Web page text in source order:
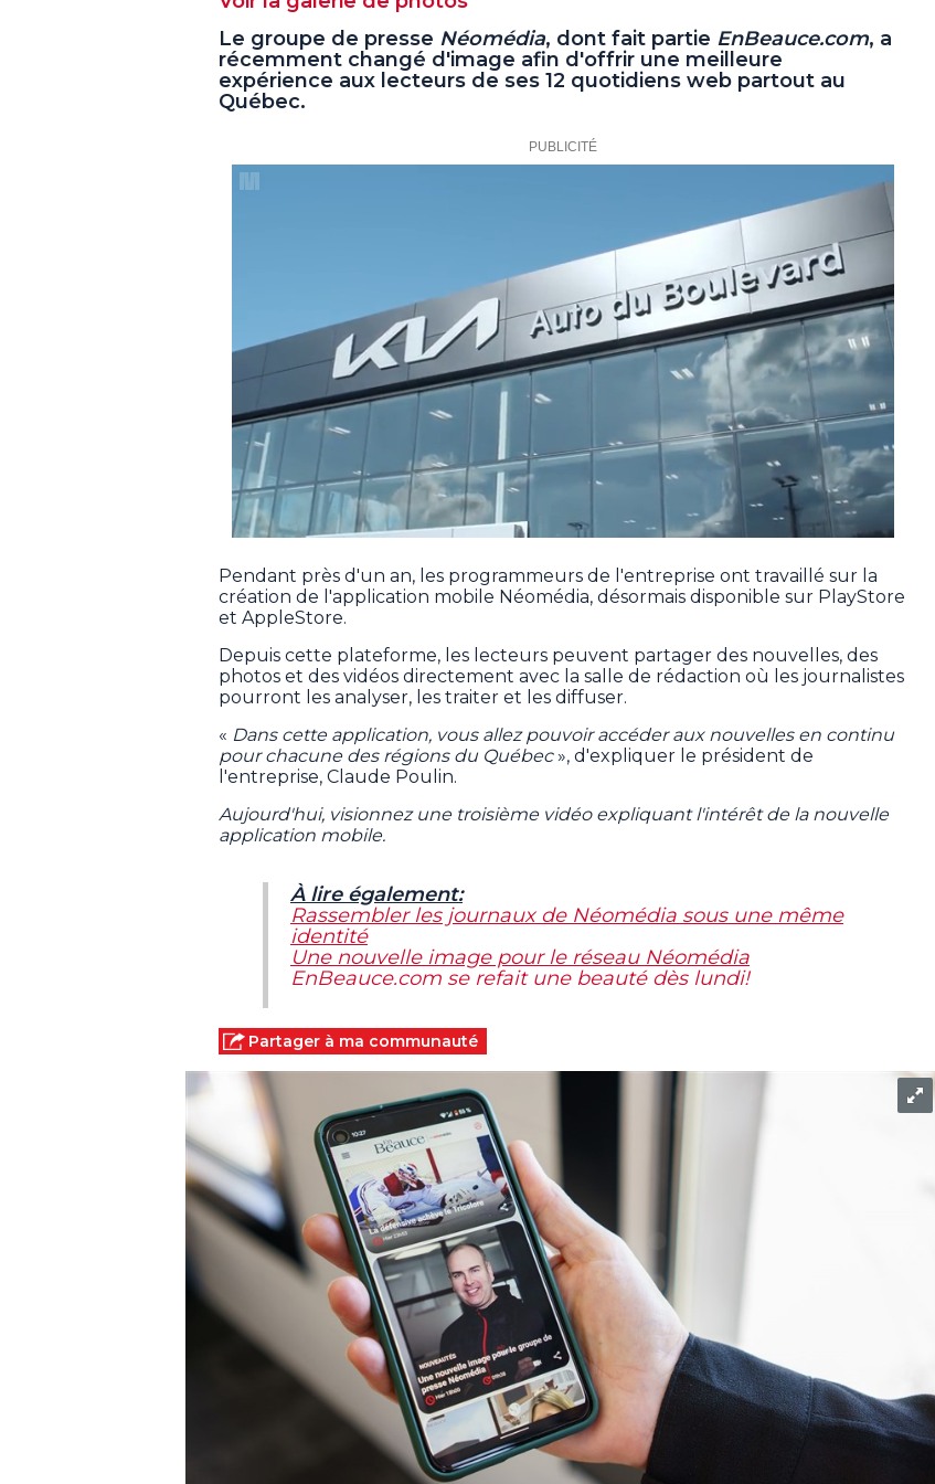
Le groupe de presse Néomédia, dont fait partie EnBeauce.com, a
récemment changé d'image afin d'offrir une meilleure
expérience aux lecteurs de ses 12 quotidiens web partout au
Québec.
Pendant près d'un an, les programmeurs de l'entreprise ont travaillé sur la
création de l'application mobile Néomédia, désormais disponible sur PlayStore
et AppleStore.
Depuis cette plateforme, les lecteurs peuvent partager des nouvelles, des
photos et des vidéos directement avec la salle de rédaction où les journalistes
pourront les analyser, les traiter et les diffuser.
« Dans cette application, vous allez pouvoir accéder aux nouvelles en continu
pour chacune des régions du Québec», d'expliquer le président de
l'entreprise, Claude Poulin.
Aujourd'hui, visionnez une troisième vidéo expliquant l'intérêt de la nouvelle
application mobile.
À lire également:
Rassembler les journaux de Néomédia sous une même
identité
Une nouvelle image pour le réseau Néomédia
EnBeauce.com se refait une beauté dès lundi!
Partager à ma communauté